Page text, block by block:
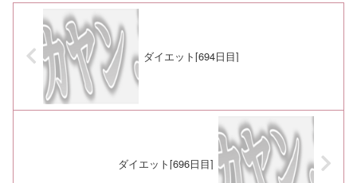
ダイエット[694日目]
ダイエット[696日目]